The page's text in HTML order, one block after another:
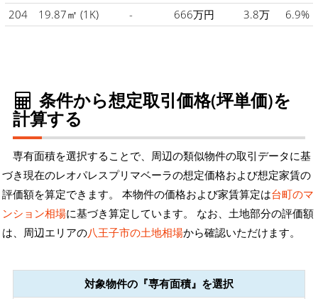
204
19.87㎡ (1K) - 666万円 3.8万 6.9%
条件から想定取引価格(坪単価)を
計算する
専有面積を選択することで、周辺の類似物件の取引データに基
づき現在のレオパレスプリマベーラの想定価格および想定家賃の
評価額を算定できます。 本物件の価格および家賃算定は台町のマ
ンション相場に基づき算定しています。 なお、土地部分の評価額
は、周辺エリアの八王子市の土地相場から確認いただけます。
対象物件の『専有面積』を選択